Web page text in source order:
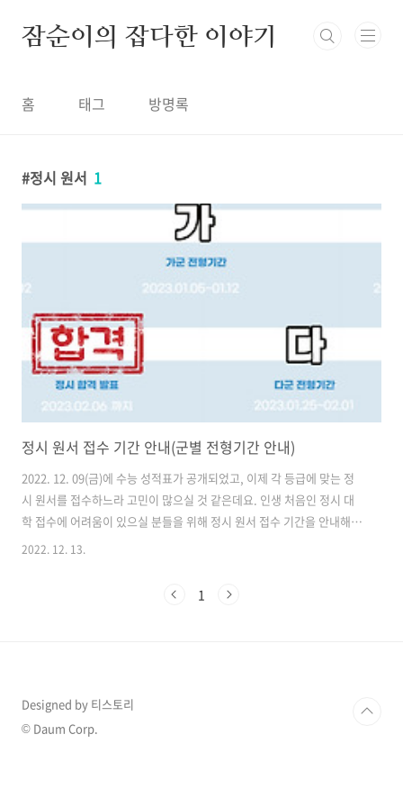
잠순이의 잡다한 이야기
홈 태그 방명록
정시 원서 1
정시 원서 접수 기간 안내(군별 전형기간 안내)
2022. 12. 09(금)에 수능 성적표가 공개되었고, 이제 각 등급에 맞는 정
시 원서를 접수하느라 고민이 많으실 것 같은데요. 인생 처음인 정시 대
학 접수에 어려움이 있으실 분들을 위해 정시 원서 접수 기간을 안내해드
리고자 합니다. 먼저 원서 접수기간을 알아볼까요? 1. 원서 접수 먼저 정
년 1월 2월 사이에 접수됩니다. 생각보다 짧은 기간이니 이 때까지 자신
2022. 12. 13.
1
Designed by 티스토리
© Daum Corp.